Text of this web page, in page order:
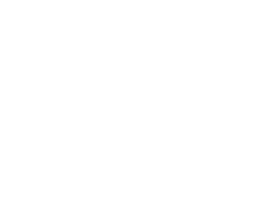
タンドや整備工場